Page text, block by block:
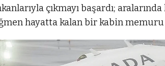
çıkmayı başardı;
hayatta kalan bir kabin memuru